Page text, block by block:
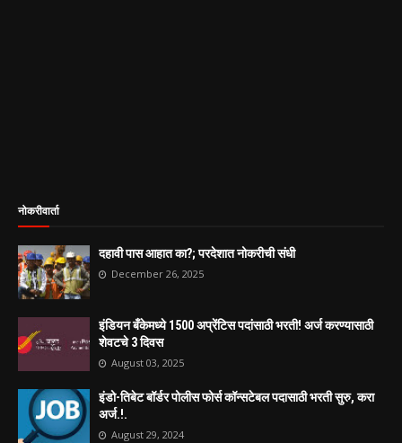
नोकरीवार्ता
दहावी पास आहात का?; परदेशात नोकरीची संधी
December 26, 2025
इंडियन बँकेमध्ये 1500 अप्रेंटिस पदांसाठी भरती! अर्ज करण्यासाठी
शेवटचे 3 दिवस
August 03, 2025
इंडो-तिबेट बॉर्डर पोलीस फोर्स कॉन्सटेबल पदासाठी भरती सुरु, करा
अर्ज.!.
August 29, 2024